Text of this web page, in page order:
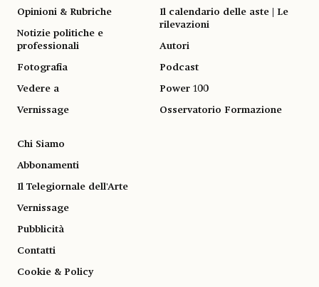
Opinioni & Rubriche
Notizie politiche e
professionali
Fotografia
Vedere a
Vernissage
Il calendario delle aste | Le
rilevazioni
Autori
Podcast
Power 100
Osservatorio Formazione
Chi Siamo
Abbonamenti
Il Telegiornale dell'Arte
Vernissage
Pubblicità
Contatti
Cookie & Policy